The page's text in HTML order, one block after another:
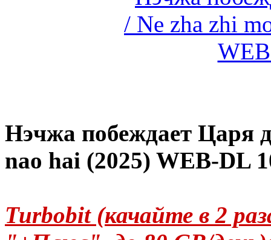
Нэчжа побеждает Царя
nao hai (2025) WEB-DL
Turbobit (качайте в 2